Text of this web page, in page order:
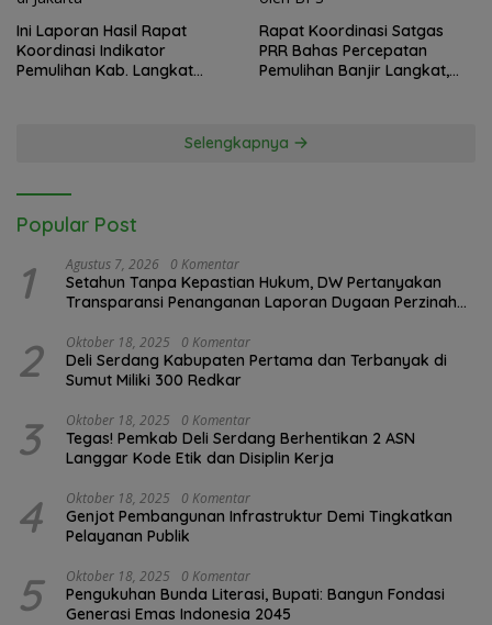
Ini Laporan Hasil Rapat
Koordinasi Indikator
Pemulihan Kab. Langkat
Rapat Koordinasi Satgas
PRR Bahas Percepatan
Pemulihan Banjir Langkat,
Selengkapnya
Popular Post
1 Agustus 7, 2026 0 Komentar
Setahun Tanpa Kepastian Hukum, DW Pertanyakan
Transparansi Penanganan Laporan Dugaan Perzinahan
2 Oktober 18, 2025 0 Komentar
Deli Serdang Kabupaten Pertama dan Terbanyak di
Sumut Miliki 300 Redkar
3 Oktober 18, 2025 0 Komentar
Tegas! Pemkab Deli Serdang Berhentikan 2 ASN
Langgar Kode Etik dan Disiplin Kerja
4 Oktober 18, 2025 0 Komentar
Genjot Pembangunan Infrastruktur Demi Tingkatkan
Pelayanan Publik
5 Oktober 18, 2025 0 Komentar
Pengukuhan Bunda Literasi, Bupati: Bangun Fondasi
Generasi Emas Indonesia 2045